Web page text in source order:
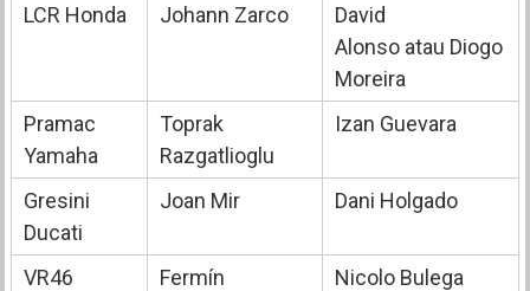
LCR Honda
Johann Zarco
David
Alonsoatau Diogo
Moreira
Pramac
Yamaha
Toprak
Razgatlioglu
Izan Guevara
Gresini
Ducati
Joan Mir Dani Holgado
VR46
Fermín
Nicolo Bulega